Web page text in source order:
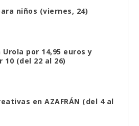
niños (viernes, 24)
por 14,95 euros y
10 (del 22 al 26)
en AZAFRÁN (del 4 al